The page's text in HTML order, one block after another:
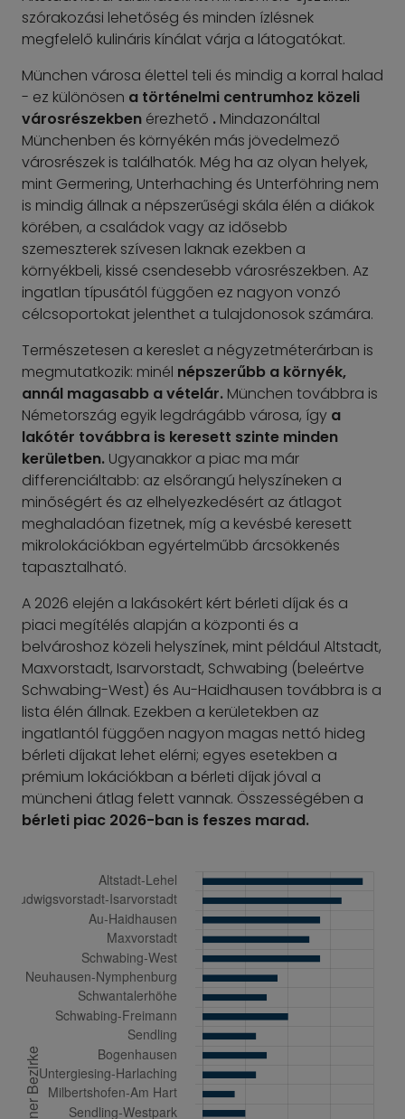
szórakozási lehetőség és minden ízlésnek
megfelelő kulináris kínálat várja a látogatókat.
München városa élettel teli és mindig a korral halad
- ez különösen a történelmi centrumhoz közeli
városrészekben érezhető . Mindazonáltal
Münchenben és környékén más jövedelmező
városrészek is találhatók. Még ha az olyan helyek,
mint Germering, Unterhaching és Unterföhring nem
is mindig állnak a népszerűségi skála élén a diákok
körében, a családok vagy az idősebb
szemeszterek szívesen laknak ezekben a
környékbeli, kissé csendesebb városrészekben. Az
ingatlan típusától függően ez nagyon vonzó
célcsoportokat jelenthet a tulajdonosok számára.
Természetesen a kereslet a négyzetméterárban is
megmutatkozik: minél népszerűbb a környék,
annál magasabb a vételár. München továbbra is
Németország egyik legdrágább városa, így a
lakótér továbbra is keresett szinte minden
kerületben. Ugyanakkor a piac ma már
differenciáltabb: az elsőrangú helyszíneken a
minőségért és az elhelyezkedésért az átlagot
meghaladóan fizetnek, míg a kevésbé keresett
mikrolokációkban egyértelműbb árcsökkenés
tapasztalható.
A 2026 elején a lakásokért kért bérleti díjak és a
piaci megítélés alapján a központi és a
belvároshoz közeli helyszínek, mint például Altstadt,
Maxvorstadt, Isarvorstadt, Schwabing (beleértve
Schwabing-West) és Au-Haidhausen továbbra is a
lista élén állnak. Ezekben a kerületekben az
ingatlantól függően nagyon magas nettó hideg
bérleti díjakat lehet elérni; egyes esetekben a
prémium lokációkban a bérleti díjak jóval a
müncheni átlag felett vannak. Összességében a
bérleti piac 2026-ban is feszes marad.